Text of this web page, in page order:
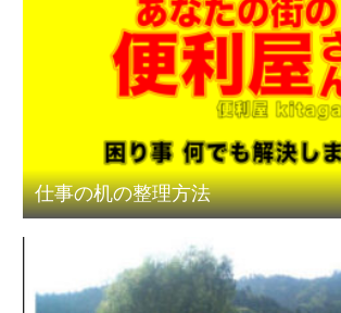
仕事の机の整理方法